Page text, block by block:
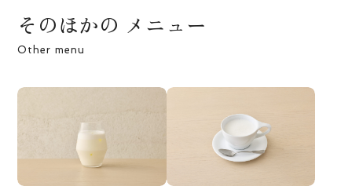
そのほかの メニュー
Other menu